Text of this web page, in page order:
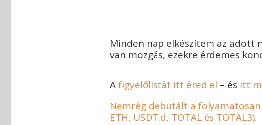
Minden nap elkészítem az adott
van mozgás, ezekre érdemes
Afigyelőlistát itt éred el – és itt
Nemrég debütált a
ETH, USDT.d, TOTAL és TOTAL3).